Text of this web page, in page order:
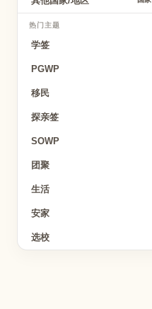
热门主题
学签
PGWP
移民
探亲签
SOWP
团聚
生活
安家
选校